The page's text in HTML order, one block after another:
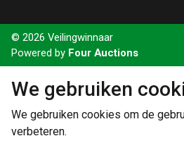
© 2026 Veilingwinnaar
Powered by Four Auctions
We gebruiken
We gebruiken cookies om de
verbeteren.